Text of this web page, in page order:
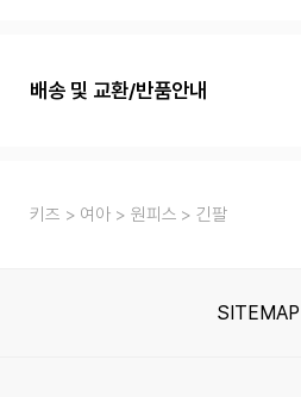
배송 및 교환/반품안내
키즈 여아 원피스 긴팔
SITEMAP